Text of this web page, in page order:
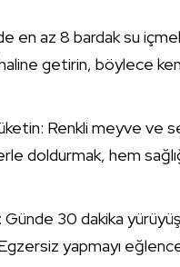
en az 8 bardak su
haline getirin, böylece
Renkli meyve ve
doldurmak, hem
30 dakika yürüyüş
Egzersiz yapmayı